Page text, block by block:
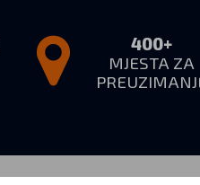
400+
MJESTA ZA